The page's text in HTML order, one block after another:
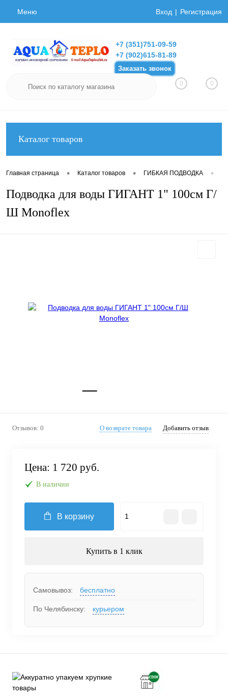
Меню Вход Регистрация
+7 (351)751-09-59
+7 (902)615-81-89
Заказать звонок
0 0
Каталог товаров
Главная страница • Каталог товаров • ГИБКАЯ ПОДВОДКА •
Подводка для воды ГИГАНТ 1" 100см Г/
Ш Monoflex
Отзывов: 0 О возврате товара Добавить отзыв
Цена: 1 720 руб.
В наличии
В корзину
Купить в 1 клик
Самовывоз: бесплатно
По Челябинску: курьером